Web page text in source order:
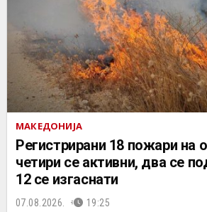
МАКЕДОНИЈА
Регистрирани 18 пожари на
четири се активни, два се
12 се изгаснати
07.08.2026. 19:25